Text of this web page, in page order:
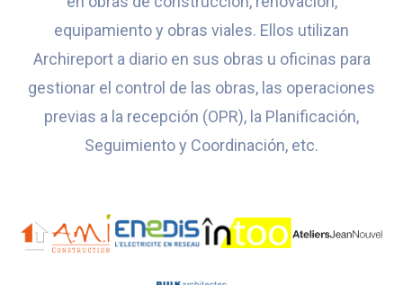
equipamiento y obras viales. Ellos utilizan
Archireport a diario en sus obras u oficinas para
gestionar el control de las obras, las operaciones
previas a la recepción (OPR), la Planificación,
Seguimiento y Coordinación, etc.